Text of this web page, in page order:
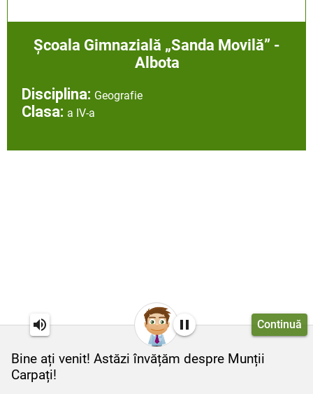
Bine ați venit! Astăzi învățăm despre Munții
Carpați!
Continuă
Școala Gimnazială „Sanda Movilă” -
Albota
Disciplina: Geografie
Clasa: a IV-a